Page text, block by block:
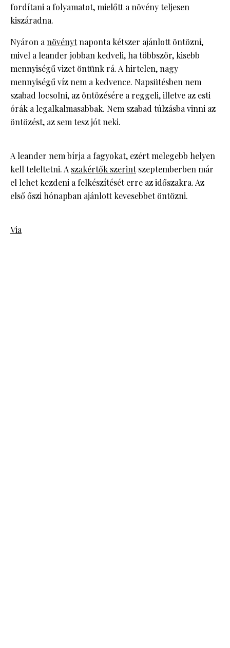
fordítani a folyamatot, mielőtt a növény teljesen
kiszáradna.
Nyáron anövénytnaponta kétszer ajánlott öntözni,
mivel a leander jobban kedveli, ha többször, kisebb
mennyiségű vizet öntünk rá. A hirtelen, nagy
mennyiségű víz nem a kedvence. Napsütésben nem
szabad locsolni, az öntözésére a reggeli, illetve az esti
órák a legalkalmasabbak. Nem szabad túlzásba vinni az
öntözést, az sem tesz jót neki.
A leander nem bírja a fagyokat, ezért melegebb helyen
kell teleltetni. A szakértők szerintszeptemberben már
el lehet kezdeni a felkészítését erre az időszakra. Az
első őszi hónapban ajánlott kevesebbet öntözni.
Via